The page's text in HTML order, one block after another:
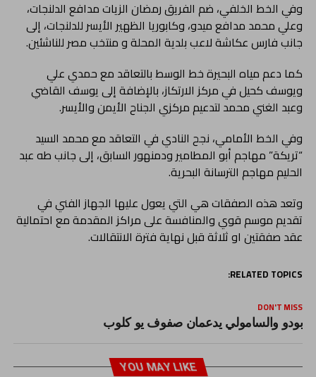
وفي الخط الخلفي، ضم الفريق رمضان الزيات مدافع الدلنجات،
وعلي محمد مدافع ميدو، وكابوريا الظهير الأيسر للدلنجات، إلى
جانب فارس عكاشة لاعب بلدية المحلة و منتخب مصر للناشئين.
كما دعم مياه البحيرة خط الوسط بالتعاقد مع حمدي علي
ويوسف كحيل في مركز الارتكاز، بالإضافة إلى يوسف القاضي
وعبد الغني محمد لتدعيم مركزي الجناح الأيمن والأيسر.
وفي الخط الأمامي، نجح النادي في التعاقد مع محمد السيد
“تريكة” مهاجم أبو المطامير ودمنهور السابق، إلى جانب طه عبد
الحليم مهاجم الترسانة البحرية.
وتعد هذه الصفقات هي التي يعول عليها الجهاز الفني في
تقديم موسم قوي والمنافسة على مراكز المقدمة مع احتمالية
عقد صفقتين او ثلاثة قبل نهاية فترة الانتقالات.
RELATED TOPICS:
DON'T MISS
بودو والسامولي يدعمان صفوف يو كلوب
YOU MAY LIKE